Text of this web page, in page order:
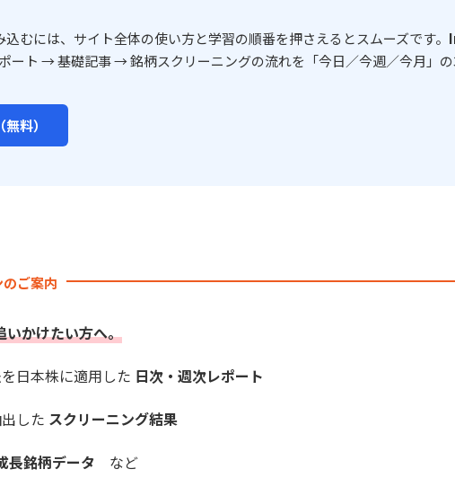
むには、サイト全体の使い方と学習の順番を押さえるとスムーズです。
ート → 基礎記事 → 銘柄スクリーニングの流れを「今日／今週／今月」の
料）
ご案内
いかけたい方へ。
日本株に適用した 日次・週次レポート
した スクリーニング結果
銘柄データ など